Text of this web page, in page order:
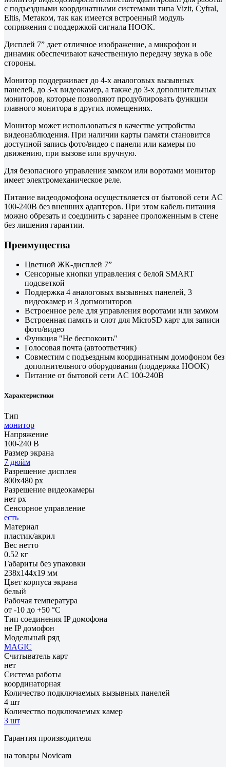
с подъездными координатными системами типа Vizit, Cyfral,
Eltis, Метаком, так как имеется встроенный модуль
сопряжения с поддержкой сигнала HOOK.
Дисплей 7” дает отличное изображение, а микрофон и
динамик обеспечивают качественную передачу звука в обе
стороны.
Монитор поддерживает до 4-х аналоговых вызывных
панелей, до 3-х видеокамер, а также до 3-х дополнительных
мониторов, которые позволяют продублировать функции
главного монитора в других помещениях.
Монитор может использоваться в качестве устройства
видеонаблюдения. При наличии карты памяти становится
доступной запись фото/видео с панели или камеры по
движению, при вызове или вручную.
Для безопасного управления замком или воротами монитор
имеет электромеханическое реле.
Питание видеодомофона осуществляется от бытовой сети AC
100-240В без внешних адаптеров. При этом кабель питания
можно обрезать и соединить с заранее проложенным в стене
без лишения гарантии.
Преимущества
Цветной ЖК-дисплей 7”
Сенсорные кнопки управления с белой SMART
подсветкой
Поддержка 4 аналоговых вызывных панелей, 3
видеокамер и 3 допмониторов
Встроенное реле для управления воротами или замком
Встроенная память и слот для MicroSD карт для записи
фото/видео
Функция "Не беспокоить"
Голосовая почта (автоответчик)
Совместим с подъездным координатным домофоном без
дополнительного оборудования (поддержка HOOK)
Питание от бытовой сети AC 100-240В
Характеристики
Тип
монитор
Напряжение
100-240 В
Размер экрана
7 дюйм
Разрешение дисплея
800х480 px
Разрешение видеокамеры
нет px
Сенсорное управление
есть
Материал
пластик/акрил
Вес нетто
0.52 кг
Габариты без упаковки
238х144х19 мм
Цвет корпуса экрана
белый
Рабочая температура
от -10 до +50 °С
Тип соединения IP домофона
не IP домофон
Модельный ряд
MAGIC
Считыватель карт
нет
Система работы
координаторная
Количество подключаемых вызывных панелей
4 шт
Количество подключаемых камер
3 шт
Гарантия производителя
на товары Novicam